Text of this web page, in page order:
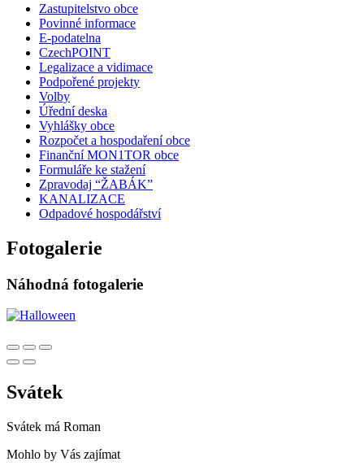
Zastupitelstvo obce
Povinné informace
E-podatelna
CzechPOINT
Legalizace a vidimace
Podpořené projekty
Volby
Úřední deska
Vyhlášky obce
Rozpočet a hospodaření obce
Finanční MON1TOR obce
Formuláře ke stažení
Zpravodaj “ŽABÁK”
KANALIZACE
Odpadové hospodářství
Fotogalerie
Náhodná fotogalerie
Svátek
Svátek má Roman
Mohlo by Vás zajímat